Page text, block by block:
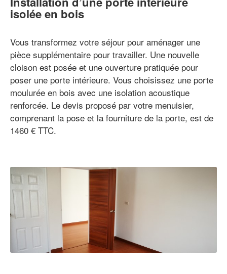
isolée en bois
Vous transformez votre séjour pour aménager une
pièce supplémentaire pour travailler. Une nouvelle
cloison est posée et une ouverture pratiquée pour
poser une porte intérieure. Vous choisissez une porte
moulurée en bois avec une isolation acoustique
renforcée. Le devis proposé par votre menuisier,
comprenant la pose et la fourniture de la porte, est de
1460 € TTC.